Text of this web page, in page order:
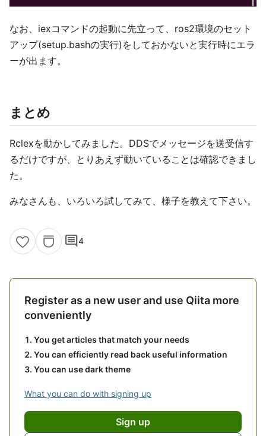
なお、iexコマンドの起動に先立って、ros2環境のセット
アップ(setup.bashの実行)をしておかないと実行時にエラ
ーが出ます。
まとめ
Rclexを動かしてみました。DDSでメッセージを送受信す
るだけですが、とりあえず動いていることは確認できまし
た。
みなさんも、いろいろ試してみて、様子を教えて下さい。
comment4
Register as a new user and use Qiita more
conveniently
You get articles that match your needs
You can efficiently read back useful information
You can use dark theme
What you can do with signing up
Sign up